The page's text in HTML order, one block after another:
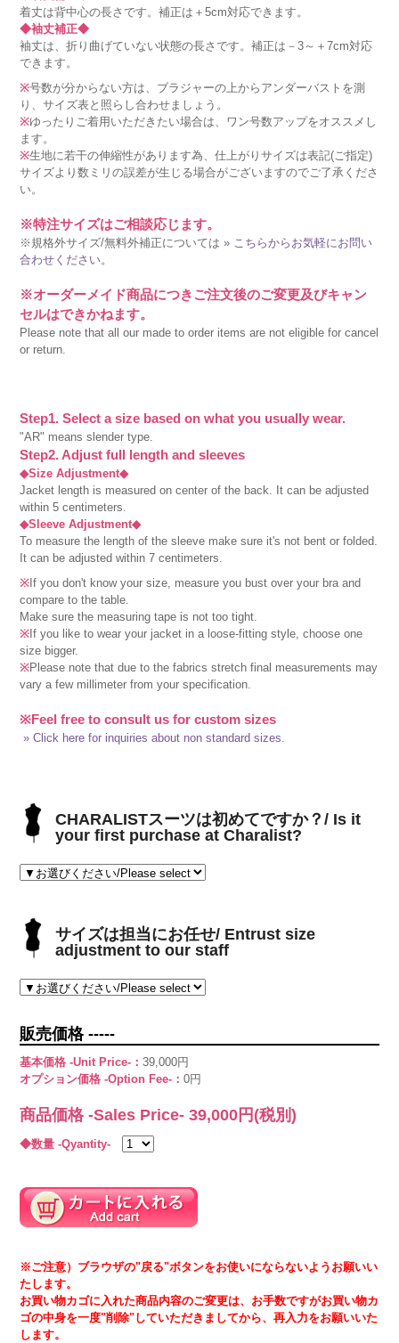
着丈は背中心の長さです。補正は＋5cm対応できます。
◆袖丈補正◆
袖丈は、折り曲げていない状態の長さです。補正は－3～＋7cm対応
できます。
※号数が分からない方は、ブラジャーの上からアンダーバストを測
り、サイズ表と照らし合わせましょう。
※ゆったりご着用いただきたい場合は、ワン号数アップをオススメし
ます。
※生地に若干の伸縮性があります為、仕上がりサイズは表記(ご指定)
サイズより数ミリの誤差が生じる場合がございますのでご了承くださ
い。
※特注サイズはご相談応じます。
※規格外サイズ/無料外補正については » こちらからお気軽にお問い
合わせください。
※オーダーメイド商品につきご注文後のご変更及びキャン
セルはできかねます。
Please note that all our made to order items are not eligible for cancel
or return.
Step1. Select a size based on what you usually wear.
"AR" means slender type.
Step2. Adjust full length and sleeves
◆Size Adjustment◆
Jacket length is measured on center of the back. It can be adjusted
within 5 centimeters.
◆Sleeve Adjustment◆
To measure the length of the sleeve make sure it's not bent or folded.
It can be adjusted within 7 centimeters.
※ If you don't know your size, measure you bust over your bra and
compare to the table.
Make sure the measuring tape is not too tight.
※ If you like to wear your jacket in a loose-fitting style, choose one
size bigger.
※Please note that due to the fabrics stretch final measurements may
vary a few millimeter from your specification.
※Feel free to consult us for custom sizes
» Click here for inquiries about non standard sizes.
CHARALISTスーツは初めてですか？/ Is it
your first purchase at Charalist?
サイズは担当にお任せ/ Entrust size
adjustment to our staff
販売価格 -----
基本価格 -Unit Price-：39,000円
オプション価格 -Option Fee-：0円
商品価格 -Sales Price-39,000 円(税別)
◆数量 -Qyantity-
※ご注意）ブラウザの"戻る"ボタンをお使いにならないようお願いい
たします。
お買い物カゴに入れた商品内容のご変更は、お手数ですがお買い物カ
ゴの中身を一度"削除"していただきましてから、再入力をお願いいた
します。